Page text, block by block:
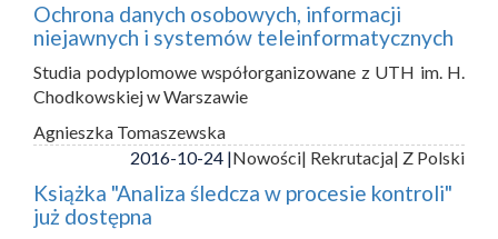
Ochrona danych osobowych, informacji
niejawnych i systemów teleinformatycznych
Studia podyplomowe współorganizowane z UTH im. H.
Chodkowskiej w Warszawie
Agnieszka Tomaszewska
2016-10-24 |Nowości| Rekrutacja| Z Polski
Książka "Analiza śledcza w procesie kontroli"
już dostępna